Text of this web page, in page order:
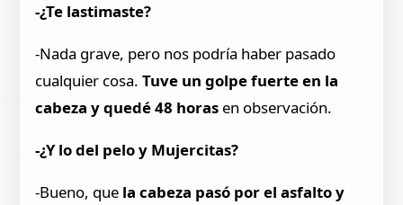
-¿Te lastimaste?
-Nada grave, pero nos podría haber pasado
cualquier cosa.Tuve un golpe fuerte en la
cabeza y quedé 48 horas en observación.
-¿Y lo del pelo y Mujercitas?
-Bueno, que la cabeza pasó por el asfalto y